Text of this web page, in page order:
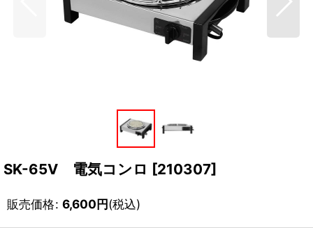
SK-65V 電気コンロ [210307]
販売価格: 6,600円(税込)